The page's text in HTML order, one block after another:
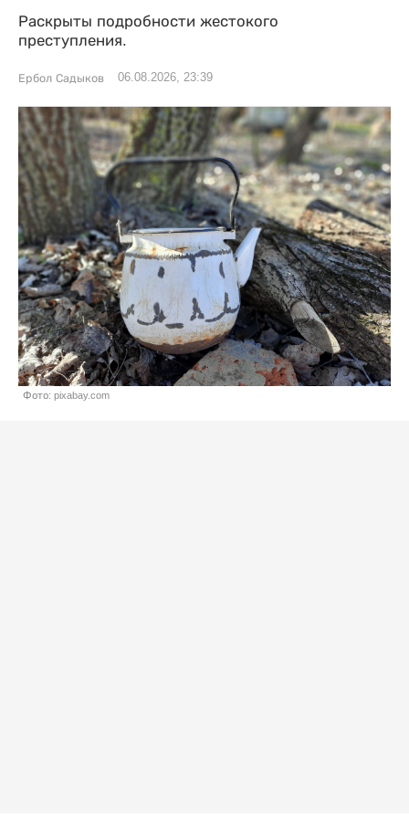
Раскрыты подробности жестокого
преступления.
Ербол Садыков 06.08.2026, 23:39
Фото: pixabay.com